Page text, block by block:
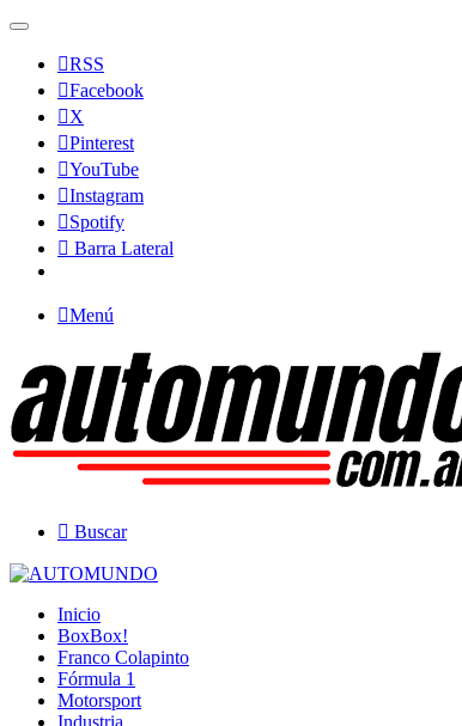
RSS
Facebook
X
Pinterest
YouTube
Instagram
Spotify
Barra Lateral
Menú
Buscar
Inicio
BoxBox!
Franco Colapinto
Fórmula 1
Motorsport
Industria